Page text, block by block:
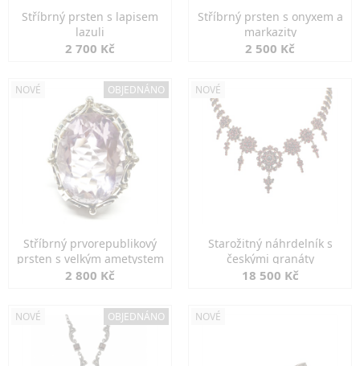
Stříbrný prsten s lapisem
lazuli
2 700 Kč
Stříbrný prsten s onyxem a
markazity
2 500 Kč
NOVÉ OBJEDNÁNO
Stříbrný prvorepublikový
prsten s velkým ametystem
2 800 Kč
NOVÉ
Starožitný náhrdelník s
českými granáty
18 500 Kč
NOVÉ OBJEDNÁNO NOVÉ